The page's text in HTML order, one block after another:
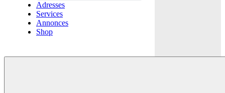
Adresses
Services
Annonces
Shop